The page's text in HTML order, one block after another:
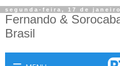
segunda-feira, 17 de janeiro
Fernando &
Brasil